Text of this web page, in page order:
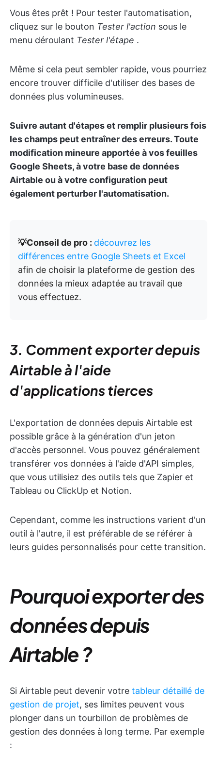
Vous êtes prêt ! Pour tester l'automatisation,
cliquez sur le bouton Tester l'action sous le
menu déroulant Tester l'étape .
Même si cela peut sembler rapide, vous pourriez
encore trouver difficile d'utiliser des bases de
données plus volumineuses.
Suivre autant d'étapes et remplir plusieurs fois
les champs peut entraîner des erreurs. Toute
modification mineure apportée à vos feuilles
Google Sheets, à votre base de données
Airtable ou à votre configuration peut
également perturber l'automatisation.
💡Conseil de pro : découvrez les
différences entre Google Sheets et Excel
afin de choisir la plateforme de gestion des
données la mieux adaptée au travail que
vous effectuez.
3. Comment exporter depuis
Airtable à l'aide
d'applications tierces
L'exportation de données depuis Airtable est
possible grâce à la génération d'un jeton
d'accès personnel. Vous pouvez généralement
transférer vos données à l'aide d'API simples,
que vous utilisiez des outils tels que Zapier et
Tableau ou ClickUp et Notion.
Cependant, comme les instructions varient d'un
outil à l'autre, il est préférable de se référer à
leurs guides personnalisés pour cette transition.
Pourquoi exporter des
données depuis
Airtable ?
Si Airtable peut devenir votre tableur détaillé de
gestion de projet, ses limites peuvent vous
plonger dans un tourbillon de problèmes de
gestion des données à long terme. Par exemple
: